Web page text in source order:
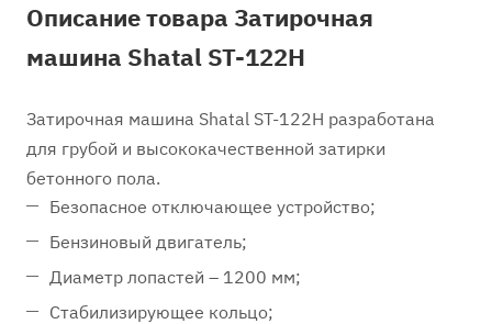
Описание товара Затирочная
машина Shatal ST-122H
Затирочная машина Shatal ST-122H разработана
для грубой и высококачественной затирки
бетонного пола.
Безопасное отключающее устройство;
Бензиновый двигатель;
Диаметр лопастей – 1200 мм;
Стабилизирующее кольцо;